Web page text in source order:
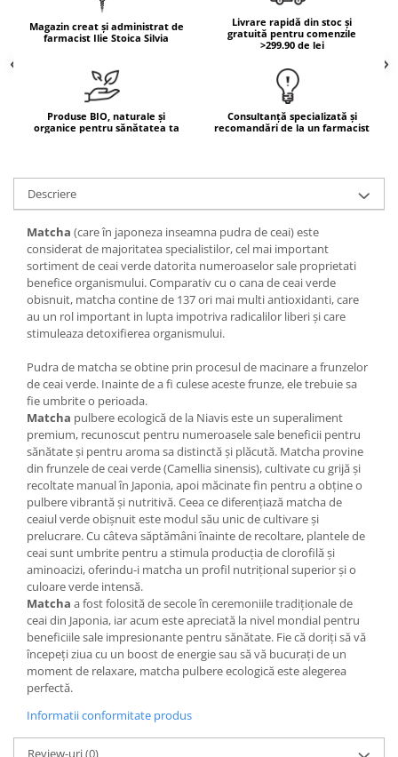
OOTD
Haruharu Wonder
ARIUL
DELLA BORN
Silimarina
Ulei de cocos
Ulei de peste
Ulei MCT
Vitamina B
Vitamina D
Vitamina E
Vitamina K
Zinc
Chlorella
Colina
Electroliti
Produse Apicole
Cacao
Magazin creat și administrat de
farmacist Ilie Stoica Silvia
Livrare rapidă din stoc și
gratuită pentru comenzile
>299.90 de lei
Produse BIO, naturale și
organice pentru sănătatea ta
Consultanță specializată și
recomandări de la un farmacist
Descriere
Matcha (care în japoneza inseamna pudra de ceai) este
considerat de majoritatea specialistilor, cel mai important
sortiment de ceai verde datorita numeroaselor sale proprietati
benefice organismului. Comparativ cu o cana de ceai verde
obisnuit, matcha contine de 137 ori mai multi antioxidanti, care
au un rol important in lupta impotriva radicalilor liberi şi care
stimuleaza detoxifierea organismului.
Pudra de matcha se obtine prin procesul de macinare a frunzelor
de ceai verde. Inainte de a fi culese aceste frunze, ele trebuie sa
fie umbrite o perioada.
Matcha pulbere ecologică de la Niavis este un superaliment
premium, recunoscut pentru numeroasele sale beneficii pentru
sănătate și pentru aroma sa distinctă și plăcută. Matcha provine
din frunzele de ceai verde (Camellia sinensis), cultivate cu grijă și
recoltate manual în Japonia, apoi măcinate fin pentru a obține o
pulbere vibrantă și nutritivă. Ceea ce diferențiază matcha de
ceaiul verde obișnuit este modul său unic de cultivare și
prelucrare. Cu câteva săptămâni înainte de recoltare, plantele de
ceai sunt umbrite pentru a stimula producția de clorofilă și
aminoacizi, oferindu-i matcha un profil nutrițional superior și o
culoare verde intensă.
Matcha a fost folosită de secole în ceremoniile tradiționale de
ceai din Japonia, iar acum este apreciată la nivel mondial pentru
beneficiile sale impresionante pentru sănătate. Fie că doriți să vă
începeți ziua cu un boost de energie sau să vă bucurați de un
moment de relaxare, matcha pulbere ecologică este alegerea
perfectă.
Informatii conformitate produs
Review-uri(0)